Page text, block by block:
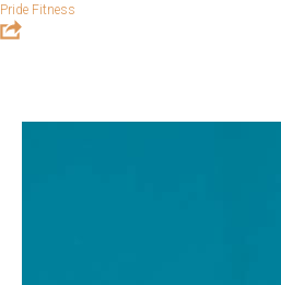
Pride Fitness